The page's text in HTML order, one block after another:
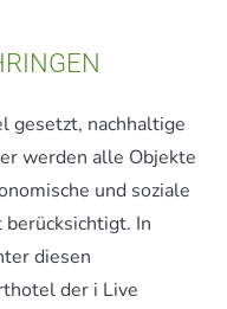
gesetzt, nachhaltige
werden alle Objekte
und soziale
In
diesen
der i Live